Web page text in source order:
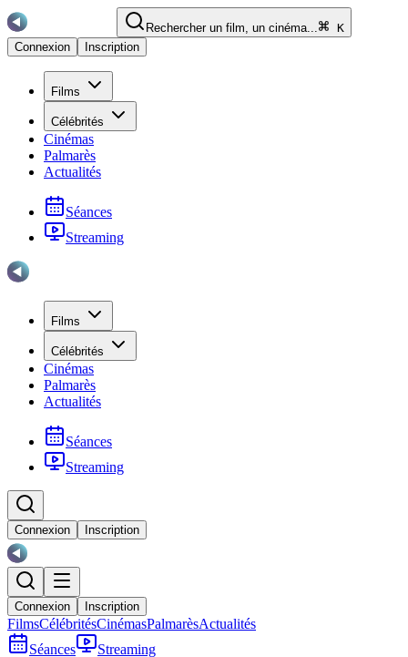
Rechercher un film, un cinéma...
K
Connexion
Inscription
Films
Célébrités
Cinémas
Palmarès
Actualités
Séances
Streaming
Films
Célébrités
Cinémas
Palmarès
Actualités
Séances
Streaming
Connexion Inscription
Connexion Inscription
FilmsCélébritésCinémasPalmarèsActualités
Séances
Streaming